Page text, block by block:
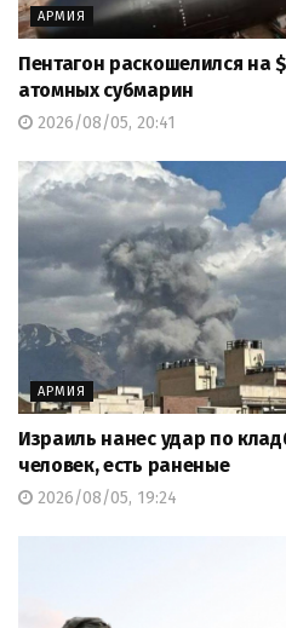
АРМИЯ
Пентагон раскошелился на
атомных субмарин
2026/08/05, 20:41
АРМИЯ
Израиль нанес удар по
человек, есть раненые
2026/08/05, 19:24